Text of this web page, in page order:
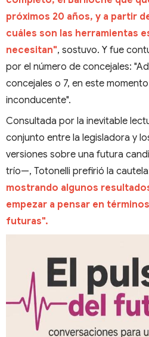
próximos 20 años, y a partir
cuáles son las herramientas
necesitan", sostuvo. Y fue
por el número de concejales:
concejales o 7, en este
inconducente".
Consultada por la inevitable
conjunto entre la legisladora y
versiones sobre una futura
trío—, Totonelli prefirió la
mostrando algunos
empezar a pensar en
futuras".